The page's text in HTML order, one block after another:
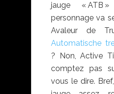
jauge « ATB
personnage va
Avaleur de
Automatische
? Non, Active
comptez pas
vous le dire.